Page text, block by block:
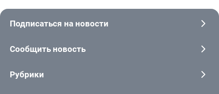
Подписаться на новости
Сообщить новость
Рубрики